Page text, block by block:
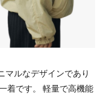
マルなデザインであり
着です。 軽量で高機能